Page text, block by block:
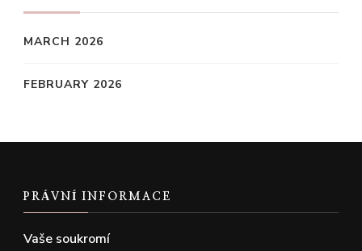
MARCH 2026
FEBRUARY 2026
PRÁVNÍ INFORMACE
Vaše soukromí